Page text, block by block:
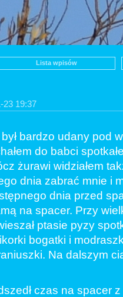
Lista wpisów
19:37
bardzo udany pod
do babci
żurawi widziałem
dnia zabrać mnie i
dnia przed
na spacer. Przy
ptasie pyzy
bogatki i
Na dalszym
czas na spacer